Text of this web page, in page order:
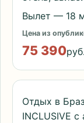
Вылет — 18
Цена из
75 390руб.
Отдых в
INCLUSIVE